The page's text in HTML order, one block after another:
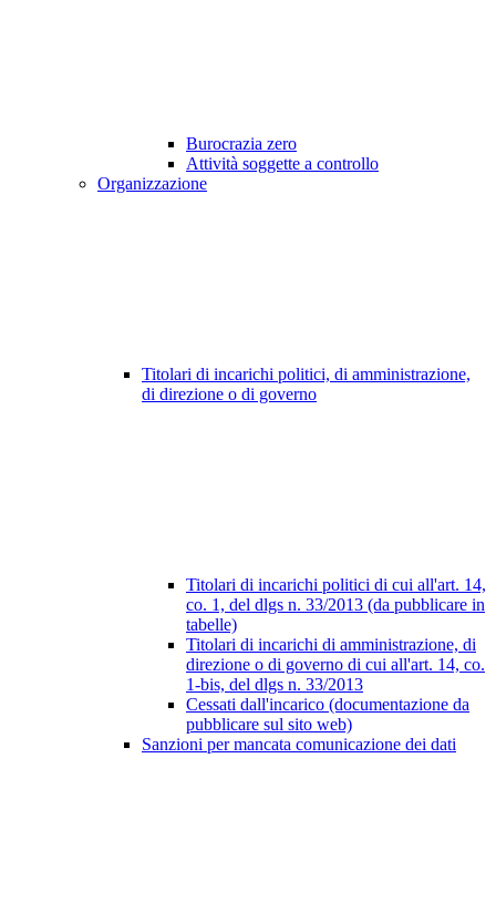
Burocrazia zero
Attività soggette a controllo
Organizzazione
Titolari di incarichi politici, di amministrazione,
di direzione o di governo
Titolari di incarichi politici di cui all'art. 14,
co. 1, del dlgs n. 33/2013 (da pubblicare in
tabelle)
Titolari di incarichi di amministrazione, di
direzione o di governo di cui all'art. 14, co.
1-bis, del dlgs n. 33/2013
Cessati dall'incarico (documentazione da
pubblicare sul sito web)
Sanzioni per mancata comunicazione dei dati